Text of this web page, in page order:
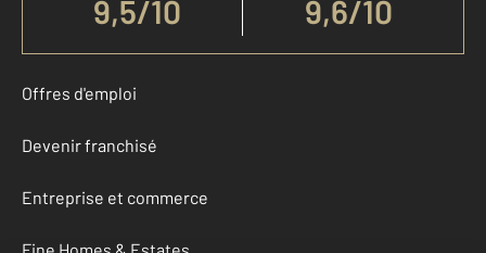
9,5/10 9,6/10
Offres d'emploi
Devenir franchisé
Entreprise et commerce
Fine Homes & Estates